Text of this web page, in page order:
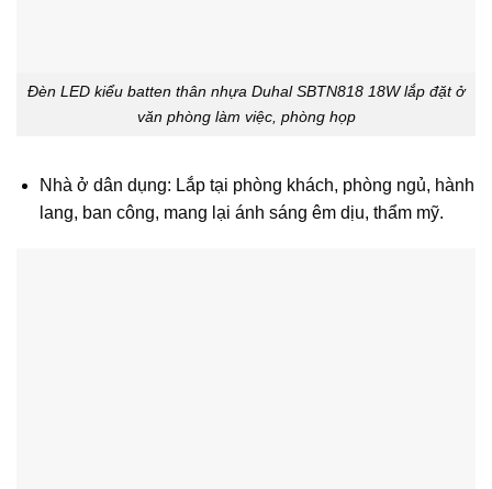
Đèn LED kiểu batten thân nhựa Duhal SBTN818 18W lắp đặt ở
văn phòng làm việc, phòng họp
Nhà ở dân dụng: Lắp tại phòng khách, phòng ngủ, hành
lang, ban công, mang lại ánh sáng êm dịu, thẩm mỹ.